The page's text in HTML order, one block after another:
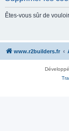
Êtes-vous sûr de
www.r2builders.fr